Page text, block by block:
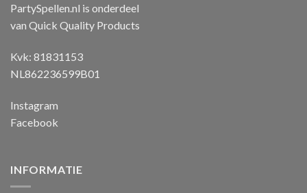
PartySpellen.nl is onderdeel
van Quick Quality Products
Kvk: 81831153
NL862236599B01
Instagram
Facebook
INFORMATIE